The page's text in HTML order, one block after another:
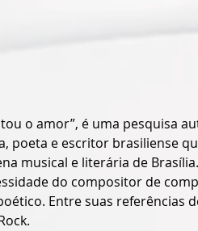
o amor”, é uma pesquisa
poeta e escritor brasiliense
musical e literária de
do compositor de
Entre suas referências